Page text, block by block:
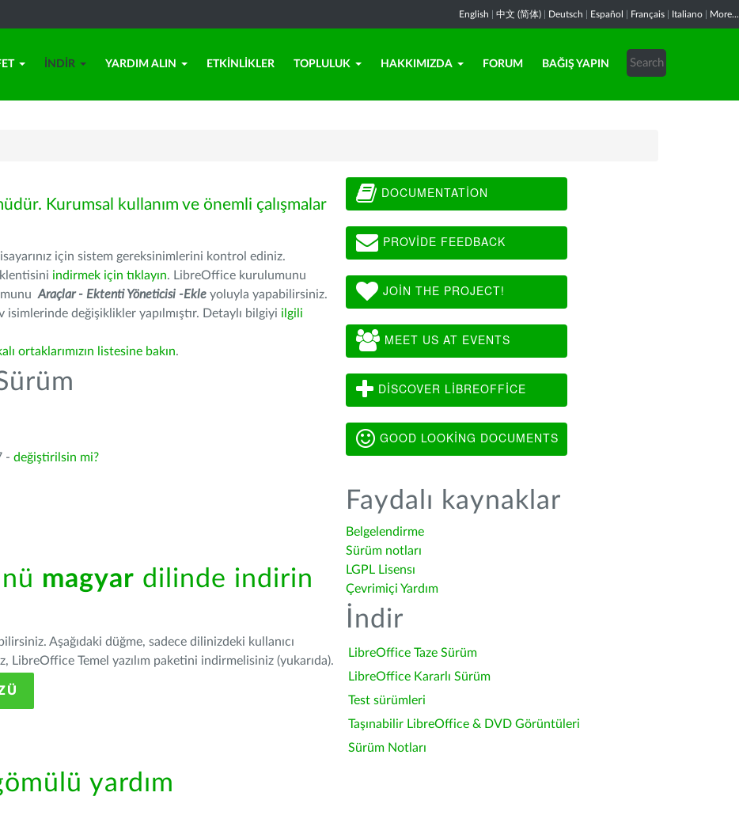
English 中文 (简体) Deutsch Español Français Italiano More...
İNDIR YARDIM ALIN ETKINLIKLER TOPLULUK HAKKIMIZDA FORUM BAĞIŞ YAPIN
Kurumsal kullanım ve önemli çalışmalar
için sistem gereksinimlerini kontrol ediniz.
indirmek için tıklayın. LibreOffice kurulumunu
Araçlar - Ektenti Yöneticisi -Ekle yoluyla yapabilirsiniz.
isimlerinde değişiklikler yapılmıştır. Detaylı bilgiyi ilgili
ortaklarımızın listesine bakın.
- değiştirilsin mi?
magyar dilinde indirin
Aşağıdaki düğme, sadece dilinizdeki kullanıcı
LibreOffice Temel yazılım paketini indirmelisiniz (yukarıda).
yardım
DOCUMENTATION
PROVIDE FEEDBACK
JOIN THE PROJECT!
MEET US AT EVENTS
DISCOVER LIBREOFFICE
GOOD LOOKING DOCUMENTS
Faydalı kaynaklar
Belgelendirme
Sürüm notları
LGPL Lisensı
Çevrimiçi Yardım
İndir
LibreOffice Taze Sürüm
LibreOffice Kararlı Sürüm
Test sürümleri
Taşınabilir LibreOffice & DVD Görüntüleri
Sürüm Notları